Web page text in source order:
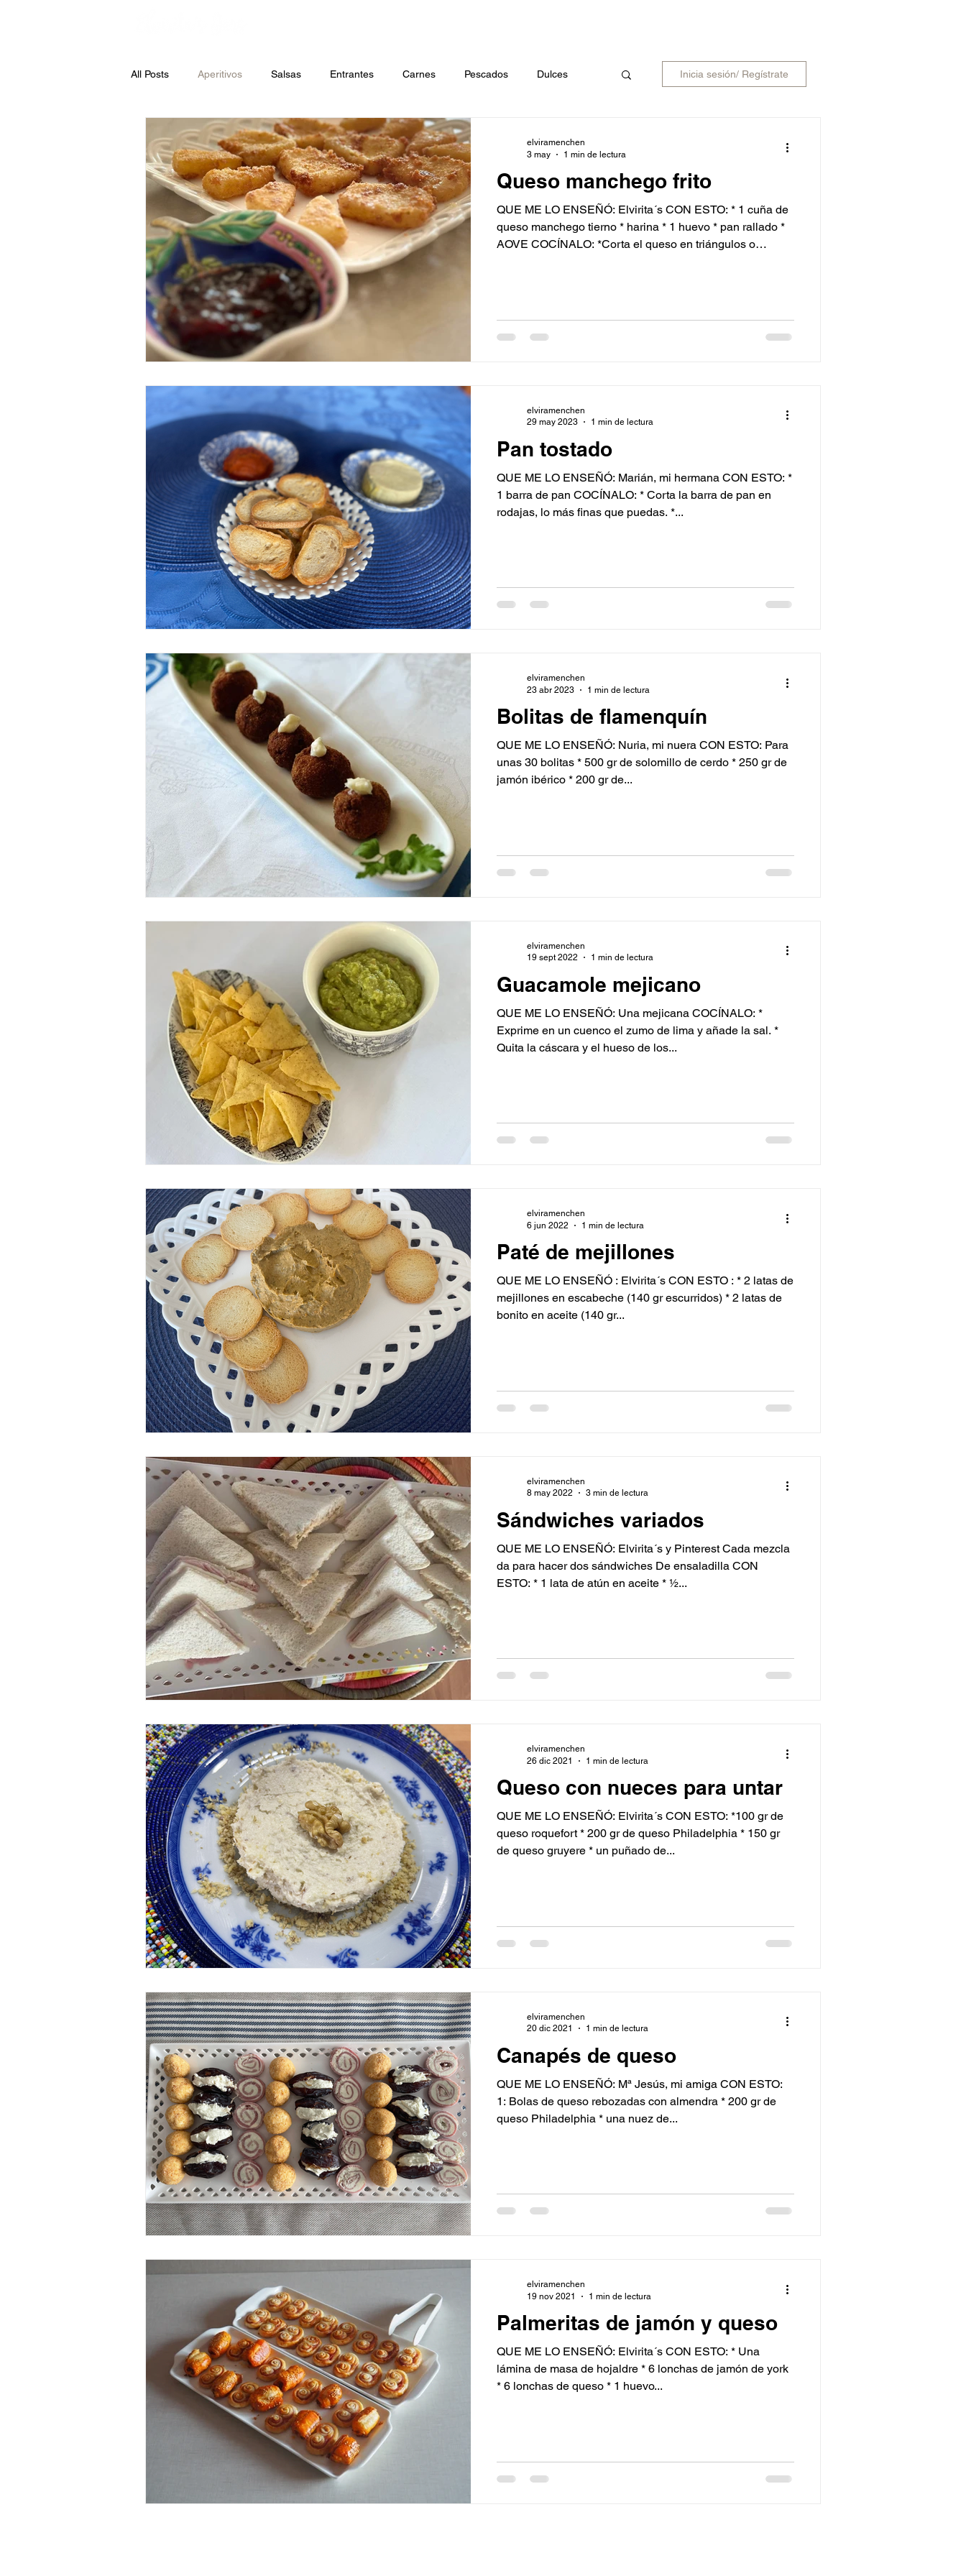
All Posts Aperitivos Salsas Entrantes Carnes Pescados Dulces
Sopas Legumbres Pasta Arroces Huevos
Ensaladas Jars Patatas
Inicia sesión/ Regístrate
Queso manchego frito
QUE ME LO ENSEÑÓ: Elvirita´s CON ESTO: * 1 cuña de
queso manchego tierno * harina * 1 huevo * pan rallado *
AOVE COCÍNALO: *Corta el queso en triángulos o
sobrante. * Y por último pásalo por pan rallado,
elviramenchen
3 may
1 min de lectura
Pan tostado
QUE ME LO ENSEÑÓ: Marián, mi hermana CON ESTO: *
1 barra de pan COCÍNALO: * Corta la barra de pan en
rodajas, lo más finas que puedas. *...
elviramenchen
29 may 2023
1 min de lectura
Bolitas de flamenquín
QUE ME LO ENSEÑÓ: Nuria, mi nuera CON ESTO: Para
unas 30 bolitas * 500 gr de solomillo de cerdo * 250 gr de
jamón ibérico * 200 gr de...
elviramenchen
23 abr 2023
1 min de lectura
Guacamole mejicano
QUE ME LO ENSEÑÓ: Una mejicana COCÍNALO: *
Exprime en un cuenco el zumo de lima y añade la sal. *
Quita la cáscara y el hueso de los...
elviramenchen
19 sept 2022
1 min de lectura
Paté de mejillones
QUE ME LO ENSEÑÓ : Elvirita´s CON ESTO : * 2 latas de
mejillones en escabeche (140 gr escurridos) * 2 latas de
bonito en aceite (140 gr...
elviramenchen
6 jun 2022
1 min de lectura
Sándwiches variados
QUE ME LO ENSEÑÓ: Elvirita´s y Pinterest Cada mezcla
da para hacer dos sándwiches De ensaladilla CON
ESTO: * 1 lata de atún en aceite * ½...
elviramenchen
8 may 2022
3 min de lectura
Queso con nueces para untar
QUE ME LO ENSEÑÓ: Elvirita´s CON ESTO: *100 gr de
queso roquefort * 200 gr de queso Philadelphia * 150 gr
de queso gruyere * un puñado de...
elviramenchen
26 dic 2021
1 min de lectura
Canapés de queso
QUE ME LO ENSEÑÓ: Mª Jesús, mi amiga CON ESTO:
1: Bolas de queso rebozadas con almendra * 200 gr de
queso Philadelphia * una nuez de...
elviramenchen
20 dic 2021
1 min de lectura
Palmeritas de jamón y queso
QUE ME LO ENSEÑÓ: Elvirita´s CON ESTO: * Una
lámina de masa de hojaldre * 6 lonchas de jamón de york
* 6 lonchas de queso * 1 huevo...
elviramenchen
19 nov 2021
1 min de lectura